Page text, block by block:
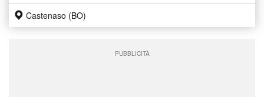
Castenaso (BO)
PUBBLICITÀ